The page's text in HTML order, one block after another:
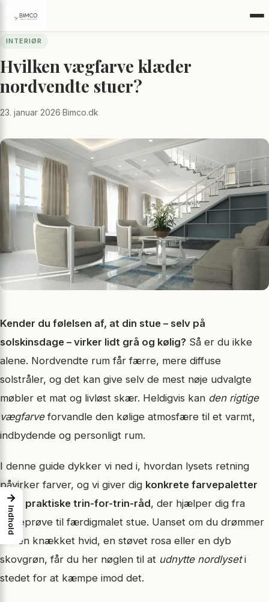
INTERIØR
Hvilken vægfarve klæder
nordvendte stuer?
23. januar 2026·Bimco.dk
Kender du følelsen af, at din stue – selv på
solskinsdage – virker lidt grå og kølig? Så er du ikke
alene. Nordvendte rum får færre, mere diffuse
solstråler, og det kan give selv de mest nøje udvalgte
møbler et mat og livløst skær. Heldigvis kan den rigtige
vægfarveforvandle den kølige atmosfære til et varmt,
indbydende og personligt rum.
I denne guide dykker vi ned i, hvordan lysets retning
påvirker farver, og vi giver dig konkrete farvepaletter
samt praktiske trin-for-trin-råd, der hjælper dig fra
farveprøve til færdigmalet stue. Uanset om du drømmer
om en knækket hvid, en støvet rosa eller en dyb
skovgrøn, får du her nøglen til at udnytte nordlyseti
stedet for at kæmpe imod det.
→
Indhold